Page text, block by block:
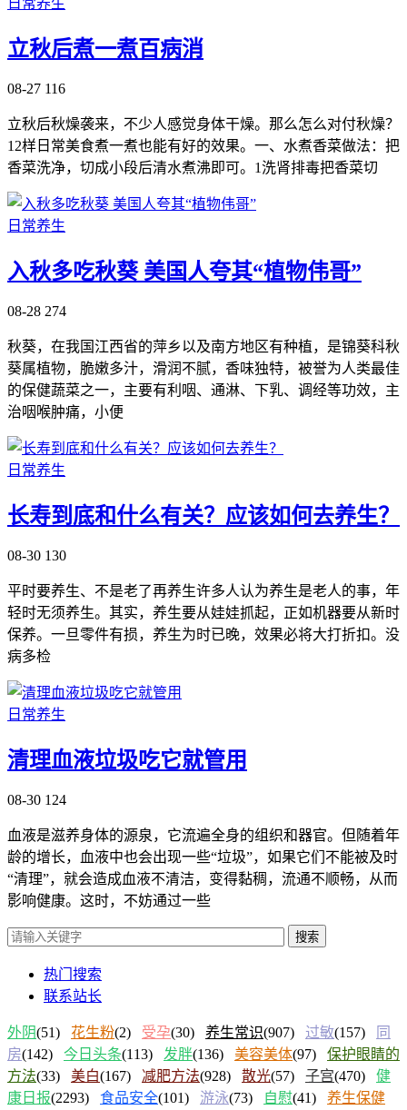
日常养生
立秋后煮一煮百病消
08-27 116
立秋后秋燥袭来，不少人感觉身体干燥。那么怎么对付秋燥？
12样日常美食煮一煮也能有好的效果。一、水煮香菜做法：把
香菜洗净，切成小段后清水煮沸即可。1洗肾排毒把香菜切
日常养生
入秋多吃秋葵 美国人夸其“植物伟哥”
08-28 274
秋葵，在我国江西省的萍乡以及南方地区有种植，是锦葵科秋
葵属植物，脆嫩多汁，滑润不腻，香味独特，被誉为人类最佳
的保健蔬菜之一，主要有利咽、通淋、下乳、调经等功效，主
治咽喉肿痛，小便
日常养生
长寿到底和什么有关？应该如何去养生？
08-30 130
平时要养生、不是老了再养生许多人认为养生是老人的事，年
轻时无须养生。其实，养生要从娃娃抓起，正如机器要从新时
保养。一旦零件有损，养生为时已晚，效果必将大打折扣。没
病多检
日常养生
清理血液垃圾吃它就管用
08-30 124
血液是滋养身体的源泉，它流遍全身的组织和器官。但随着年
龄的增长，血液中也会出现一些“垃圾”，如果它们不能被及时
“清理”，就会造成血液不清洁，变得黏稠，流通不顺畅，从而
影响健康。这时，不妨通过一些
搜索
热门搜索
联系站长
外阴(51) 花生粉(2) 受孕(30) 养生常识(907) 过敏(157)
同
房(142) 今日头条(113) 发胖(136) 美容美体(97) 保护眼睛的
方法(33) 美白(167) 减肥方法(928) 散光(57) 子宫(470) 健
康日报(2293) 食品安全(101) 游泳(73) 自慰(41) 养生保健